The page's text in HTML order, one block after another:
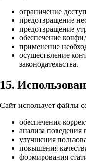
ограничение
предотвращение
предотвращение
обеспечение
применение
осуществление
законодательства.
15.
Сайт использует файлы
обеспечения
анализа поведения
улучшения
повышения
формирования